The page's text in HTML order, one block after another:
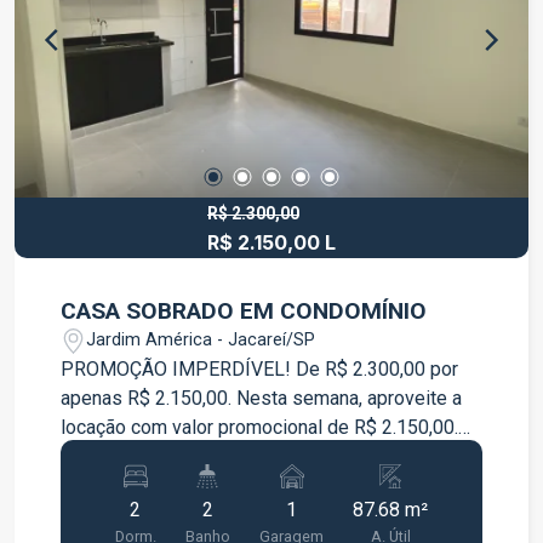
2 banheiros, sendo um no piso superior e outro
no piso inferior Ambientes bem iluminados e
ventilados Além do conforto interno, o imóvel
oferece diferenciais que garantem mais
segurança e comodidade no dia a dia:
Monitoramento de segurança Panther Sistema de
câmeras Uma excelente opção para quem
procura qualidade de vida, segurança e
praticidade em um só lugar. Entre em contato para
R$ 2.300,00
R$ 2.150,00 L
CASA SOBRADO EM CONDOMÍNIO
Jardim América - Jacareí/SP
PROMOÇÃO IMPERDÍVEL! De R$ 2.300,00 por
apenas R$ 2.150,00. Nesta semana, aproveite a
locação com valor promocional de R$ 2.150,00.
CASA SOBRADO EM CONDOMÍNIO NOVA PARA
LOCAÇÃO - CONFORTO, SEGURANÇA E
PRATICIDADE Casa nova, nunca habitada! Seja o
2
Dorm.
2
Banho
1
Garagem
87.68 m²
A. Útil